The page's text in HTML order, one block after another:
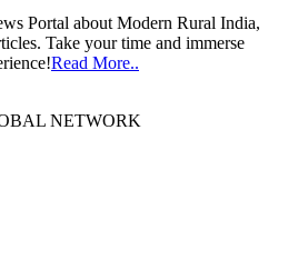
Portal about Modern Rural India,
Take your time and immerse
Read More..
NETWORK